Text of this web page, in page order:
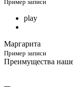
Пример записи
play
Маргарита
Пример записи
Преимущества